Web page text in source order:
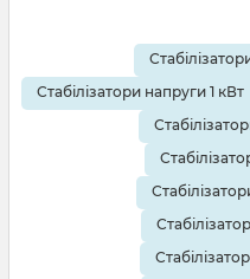
Стабілізатори напруги 1 кВт